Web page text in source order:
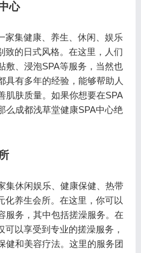
心
家集健康、养生、休闲、娱乐
致的日式风格。在这里，人们
敷、浸泡SPA等服务，当然也
具有多年的经验，能够帮助人
肌肤质量。如果你想要在SPA
么成都浅草堂健康SPA中心绝
集休闲娱乐、健康保健、热带
化养生会所。在这里，你可以
服务，其中包括搓澡服务。在
以享受到专业的搓澡服务，
健和美容疗法。这里的服务团